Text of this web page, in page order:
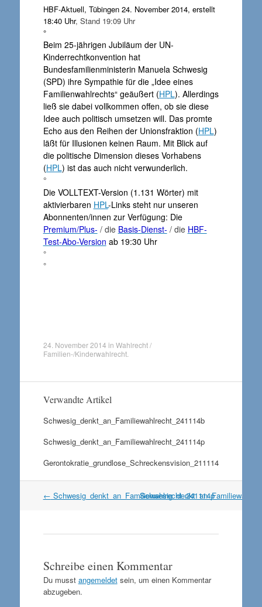
HBF-Aktuell, Tübingen 24. November 2014, erstellt
18:40 Uhr, Stand 19:09 Uhr
°
Beim 25-jährigen Jubiläum der UN-
Kinderrechtkonvention hat
Bundesfamilienministerin Manuela Schwesig
(SPD) ihre Sympathie für die „Idee eines
Familienwahlrechts“ geäußert (HPL). Allerdings
ließ sie dabei vollkommen offen, ob sie diese
Idee auch politisch umsetzen will. Das promte
Echo aus den Reihen der Unionsfraktion (HPL)
läßt für Illusionen keinen Raum. Mit Blick auf
die politische Dimension dieses Vorhabens
(HPL) ist das auch nicht verwunderlich.
°
Die VOLLTEXT-Version (1.131 Wörter) mit
aktivierbaren HPL-Links steht nur unseren
Abonnenten/innen zur Verfügung: Die
Premium/Plus- / die Basis-Dienst- / die HBF-
Test-Abo-Version ab 19:30 Uhr
°
°
24. November 2014 in Wahlrecht /
Familien-/Kinderwahlrecht.
Verwandte Artikel
Schwesig_denkt_an_Familiewahlrecht_241114b
Schwesig_denkt_an_Familiewahlrecht_241114p
Gerontokratie_grundlose_Schreckensvision_211114
Artikel
← Schwesig_denkt_an_Familiewahlrecht_241114p
Schreibe einen Kommentar
Du musst angemeldetsein, um einen Kommentar
abzugeben.